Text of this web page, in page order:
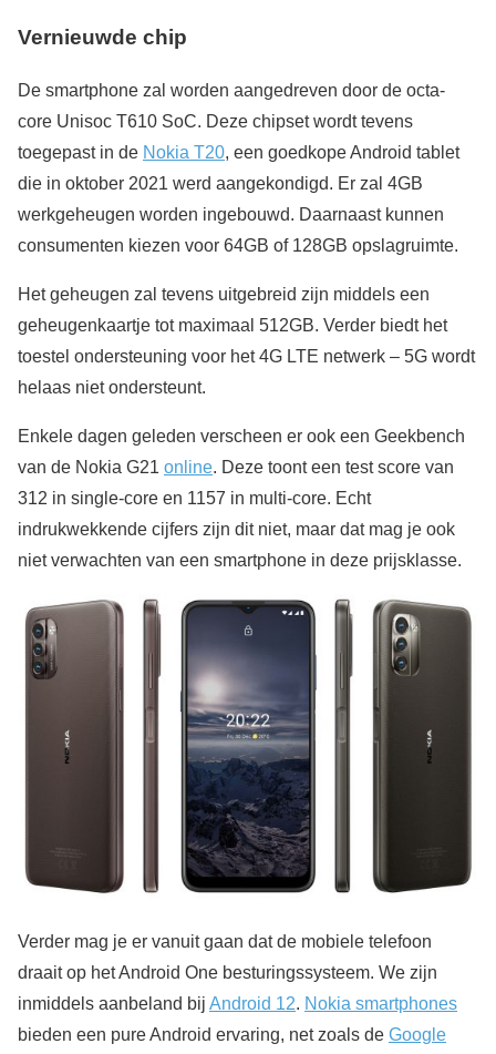
Vernieuwde chip
De smartphone zal worden aangedreven door de octa-
core Unisoc T610 SoC. Deze chipset wordt tevens
toegepast in de Nokia T20, een goedkope Android tablet
die in oktober 2021 werd aangekondigd. Er zal 4GB
werkgeheugen worden ingebouwd. Daarnaast kunnen
consumenten kiezen voor 64GB of 128GB opslagruimte.
Het geheugen zal tevens uitgebreid zijn middels een
geheugenkaartje tot maximaal 512GB. Verder biedt het
toestel ondersteuning voor het 4G LTE netwerk – 5G wordt
helaas niet ondersteunt.
Enkele dagen geleden verscheen er ook een Geekbench
van de Nokia G21 online. Deze toont een test score van
312 in single-core en 1157 in multi-core. Echt
indrukwekkende cijfers zijn dit niet, maar dat mag je ook
niet verwachten van een smartphone in deze prijsklasse.
Verder mag je er vanuit gaan dat de mobiele telefoon
draait op het Android One besturingssysteem. We zijn
inmiddels aanbeland bij Android 12. Nokia smartphones
bieden een pure Android ervaring, net zoals de Google